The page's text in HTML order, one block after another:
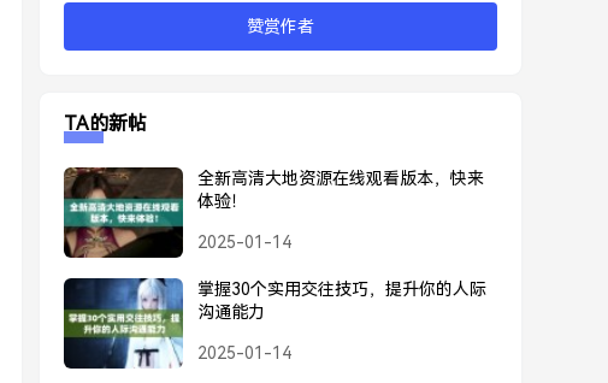
赞赏作者
TA的新帖
全新高清大地资源在线观看版本，快来
体验！
2025-01-14
掌握30个实用交往技巧，提升你的人际
沟通能力
2025-01-14